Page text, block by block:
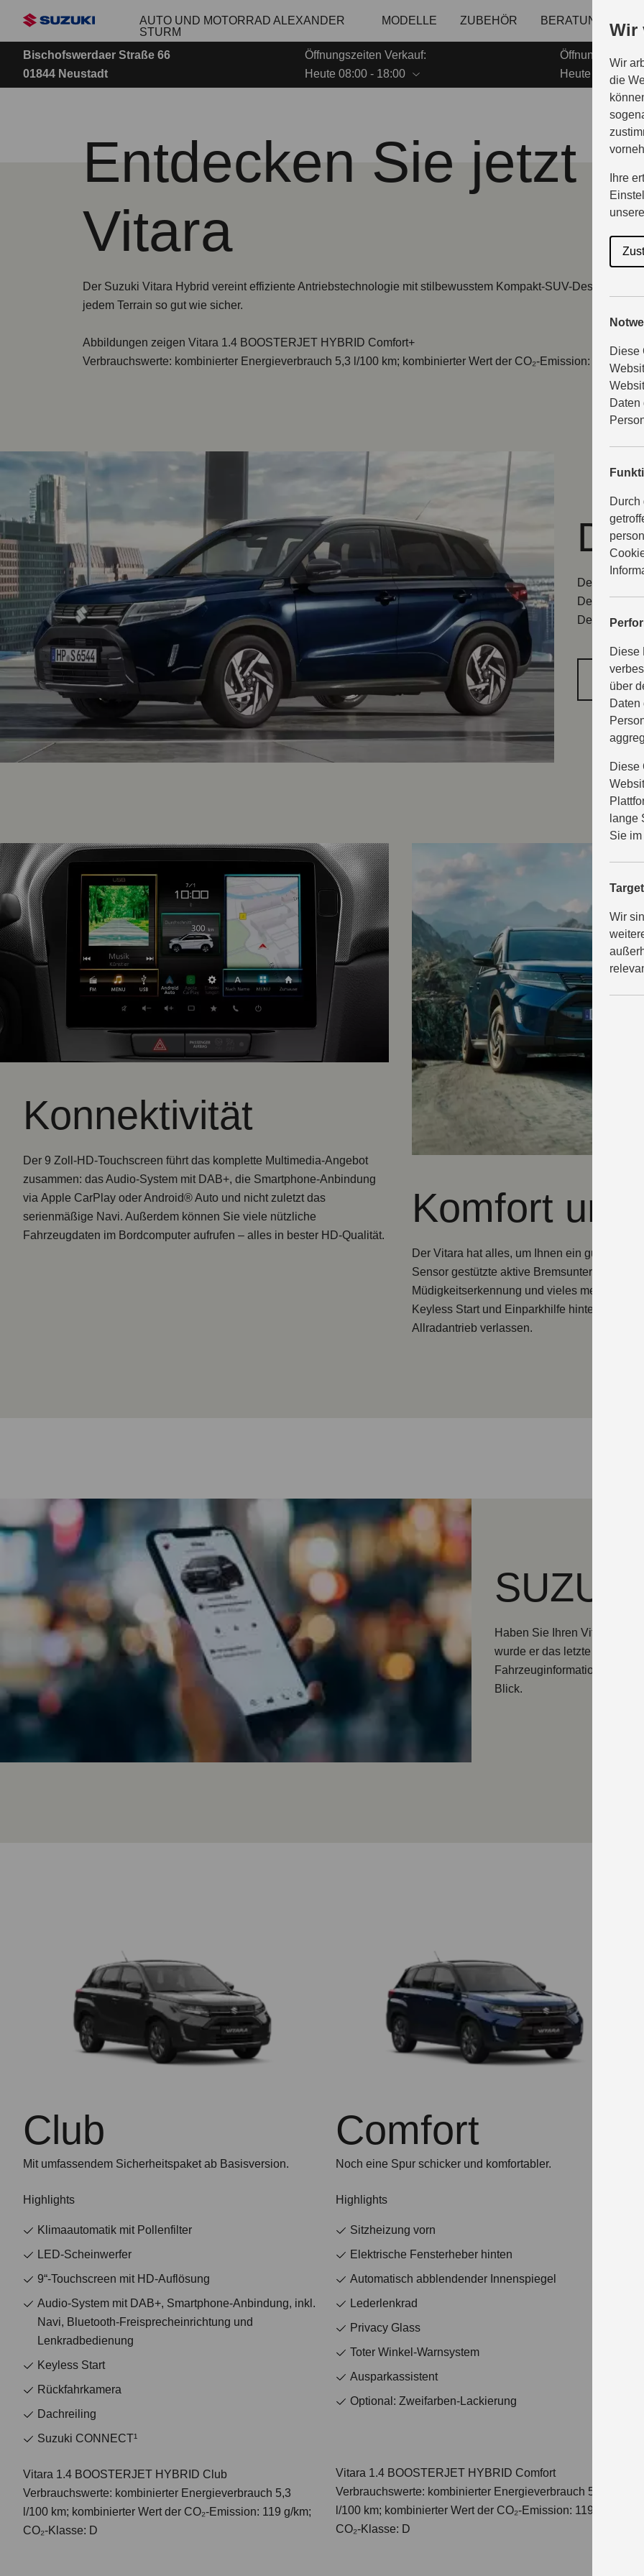
Wir
Wir
die
Ihre
Diese
Daten
Durch
Diese
über
Daten
Diese
lange
Sie
Wir
Hauptinhalt
AUTO UND MOTORRAD ALEXANDER
STURM
MODELLE ZUBEHÖR BERATUNG & KAUF
Bischofswerdaer Straße 66
01844 Neustadt
Öffnungszeiten Verkauf:
Heute 08:00 - 18:00
Öffnungszeiten
Heute 08:00 -
Entdecken Sie jetzt
Vitara
Der Suzuki Vitara Hybrid vereint effiziente Antriebstechnologie mit stilbewusstem Kompakt-SUV-Design. Ein
jedem Terrain so gut wie sicher.
Abbildungen zeigen Vitara 1.4 BOOSTERJET HYBRID Comfort+
Verbrauchswerte: kombinierter Energieverbrauch 5,3 l/100 km; kombinierter Wert der CO₂-Emission: 120 g/km;
Der Vitara
Design mit
Konnektivität
Der 9 Zoll-HD-Touchscreen führt das komplette Multimedia-Angebot
zusammen: das Audio-System mit DAB+, die Smartphone-Anbindung
via Apple CarPlay oder Android® Auto und nicht zuletzt das
serienmäßige Navi. Außerdem können Sie viele nützliche
Fahrzeugdaten im Bordcomputer aufrufen – alles in bester HD-Qualität.
Komfort und
Der Vitara hat alles, um Ihnen ein gutes
Sensor gestützte aktive Bremsunterstützung
Müdigkeitserkennung und vieles mehr.
Keyless Start und Einparkhilfe hinten.
Allradantrieb verlassen.
SUZUKI
Haben Sie Ihren Vitara
wurde er das letzte Mal
Fahrzeuginformationen
Blick.
Club
Mit umfassendem Sicherheitspaket ab Basisversion.
Highlights
Klimaautomatik mit Pollenfilter
LED-Scheinwerfer
9“-Touchscreen mit HD-Auflösung
Audio-System mit DAB+, Smartphone-Anbindung, inkl.
Navi, Bluetooth-Freisprecheinrichtung und
Lenkradbedienung
Keyless Start
Rückfahrkamera
Dachreiling
Suzuki CONNECT¹
Vitara 1.4 BOOSTERJET HYBRID Club
Verbrauchswerte: kombinierter Energieverbrauch 5,3
l/100 km; kombinierter Wert der CO₂-Emission: 119 g/km;
CO₂-Klasse: D
Comfort
Noch eine Spur schicker und komfortabler.
Highlights
Sitzheizung vorn
Elektrische Fensterheber hinten
Automatisch abblendender Innenspiegel
Lederlenkrad
Privacy Glass
Toter Winkel-Warnsystem
Ausparkassistent
Optional: Zweifarben-Lackierung
Vitara 1.4 BOOSTERJET HYBRID Comfort
Verbrauchswerte: kombinierter Energieverbrauch 5,3
l/100 km; kombinierter Wert der CO₂-Emission: 119 g/km;
CO₂-Klasse: D